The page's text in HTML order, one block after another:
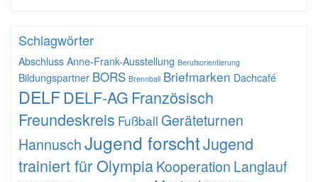
Schlagwörter
Abschluss Anne-Frank-Ausstellung Berufsorientierung
Bildungspartner BORS Brennball Briefmarken Dachcafé
DELFDELF-AG Französisch
Freundeskreis Fußball Geräteturnen
HannuschJugend forschtJugend
trainiert für OlympiaKooperation Langlauf